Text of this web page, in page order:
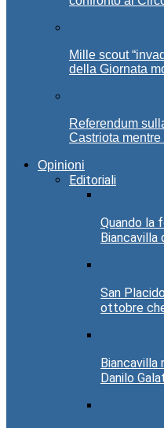
Mille scout
della Giornata
Referendum
Castriota
Opinioni
Editoriali
Quando la
San
ottobre
Biancavilla
Danilo